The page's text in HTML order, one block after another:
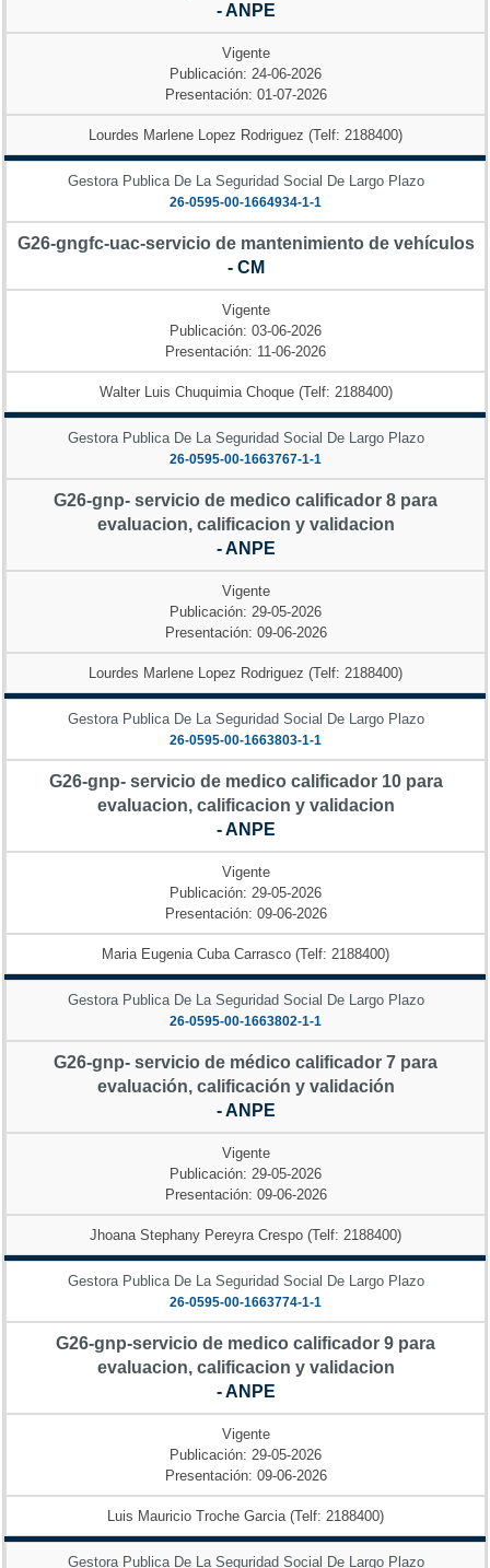
- ANPE
Vigente
Publicación: 24-06-2026
Presentación: 01-07-2026
Lourdes Marlene Lopez Rodriguez (Telf: 2188400)
Gestora Publica De La Seguridad Social De Largo Plazo
26-0595-00-1664934-1-1
G26-gngfc-uac-servicio de mantenimiento de vehículos
- CM
Vigente
Publicación: 03-06-2026
Presentación: 11-06-2026
Walter Luis Chuquimia Choque (Telf: 2188400)
Gestora Publica De La Seguridad Social De Largo Plazo
26-0595-00-1663767-1-1
G26-gnp- servicio de medico calificador 8 para
evaluacion, calificacion y validacion
- ANPE
Vigente
Publicación: 29-05-2026
Presentación: 09-06-2026
Lourdes Marlene Lopez Rodriguez (Telf: 2188400)
Gestora Publica De La Seguridad Social De Largo Plazo
26-0595-00-1663803-1-1
G26-gnp- servicio de medico calificador 10 para
evaluacion, calificacion y validacion
- ANPE
Vigente
Publicación: 29-05-2026
Presentación: 09-06-2026
Maria Eugenia Cuba Carrasco (Telf: 2188400)
Gestora Publica De La Seguridad Social De Largo Plazo
26-0595-00-1663802-1-1
G26-gnp- servicio de médico calificador 7 para
evaluación, calificación y validación
- ANPE
Vigente
Publicación: 29-05-2026
Presentación: 09-06-2026
Jhoana Stephany Pereyra Crespo (Telf: 2188400)
Gestora Publica De La Seguridad Social De Largo Plazo
26-0595-00-1663774-1-1
G26-gnp-servicio de medico calificador 9 para
evaluacion, calificacion y validacion
- ANPE
Vigente
Publicación: 29-05-2026
Presentación: 09-06-2026
Luis Mauricio Troche Garcia (Telf: 2188400)
Gestora Publica De La Seguridad Social De Largo Plazo